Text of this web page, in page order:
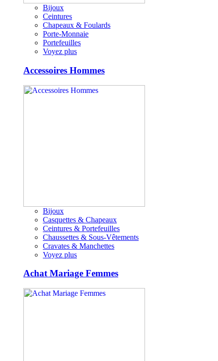
Bijoux
Ceintures
Chapeaux & Foulards
Porte-Monnaie
Portefeuilles
Voyez plus
Accessoires Hommes
Bijoux
Casquettes & Chapeaux
Ceintures & Portefeuilles
Chaussettes & Sous-Vêtements
Cravates & Manchettes
Voyez plus
Achat Mariage Femmes